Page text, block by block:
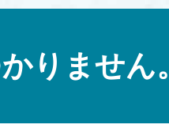
りません